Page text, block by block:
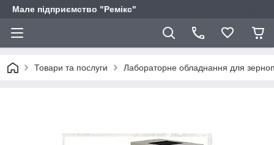
Мале підприємство "Ремікс"
Товари та послуги Лабораторне обладнання для